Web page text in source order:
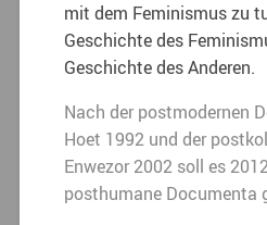
mit dem Feminismus zu
Geschichte des
Geschichte des Anderen.
Nach der postmodernen
Hoet 1992 und der
Enwezor 2002 soll es
posthumane Documenta